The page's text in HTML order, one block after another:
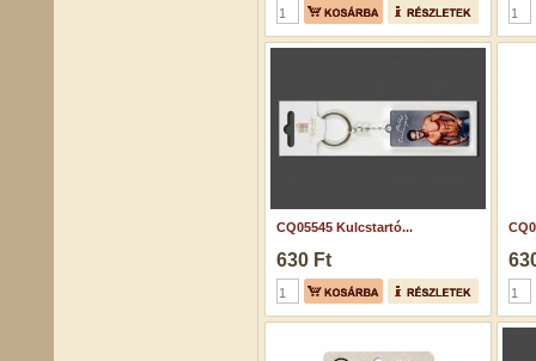
CQ05545 Kulcstartó...
630 Ft